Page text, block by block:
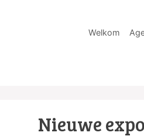
Welkom
Nieuwe